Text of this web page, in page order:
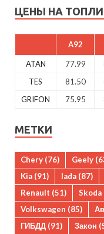
ЦЕНЫ НА
A92
ATAN 77.99
TES
81.50
GRIFON
75.95
МЕТКИ
Chery (76) Geely
Kia (91) lada (87)
Renault (51) Skoda
Volkswagen (85)
ГИБДД (91) Закон